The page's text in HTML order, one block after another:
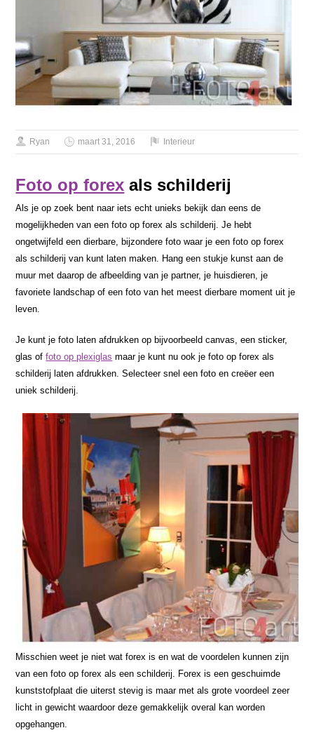
Ryan maart 31, 2016 Interieur
Foto op forex als schilderij
Als je op zoek bent naar iets echt unieks bekijk dan eens de
mogelijkheden van een foto op forex als schilderij. Je hebt
ongetwijfeld een dierbare, bijzondere foto waar je een foto op forex
als schilderij van kunt laten maken. Hang een stukje kunst aan de
muur met daarop de afbeelding van je partner, je huisdieren, je
favoriete landschap of een foto van het meest dierbare moment uit je
leven.
Je kunt je foto laten afdrukken op bijvoorbeeld canvas, een sticker,
glas offoto op plexiglas maar je kunt nu ook je foto op forex als
schilderij laten afdrukken. Selecteer snel een foto en creëer een
uniek schilderij.
Misschien weet je niet wat forex is en wat de voordelen kunnen zijn
van een foto op forex als een schilderij. Forex is een geschuimde
kunststofplaat die uiterst stevig is maar met als grote voordeel zeer
licht in gewicht waardoor deze gemakkelijk overal kan worden
opgehangen.